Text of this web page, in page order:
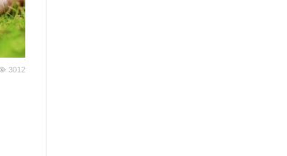
3012